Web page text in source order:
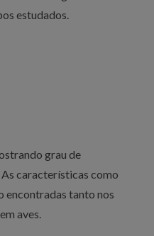
estudados.
grau de
características como
encontradas tanto nos
aves.